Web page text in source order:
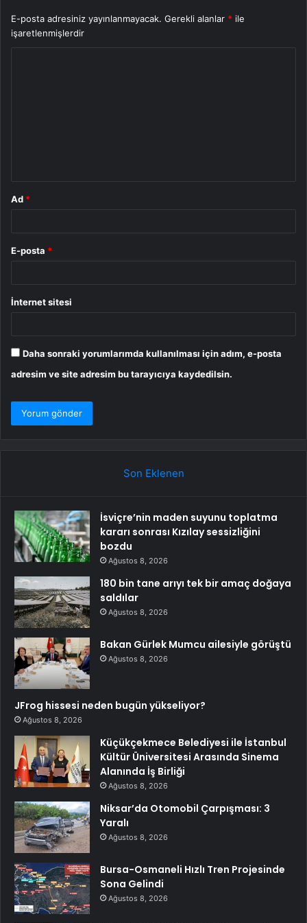
E-posta adresiniz yayınlanmayacak. Gerekli alanlar * ile
işaretlenmişlerdir
Ad *
E-posta *
İnternet sitesi
Daha sonraki yorumlarımda kullanılması için adım, e-posta
adresim ve site adresim bu tarayıcıya kaydedilsin.
Son Eklenen
İsviçre’nin maden suyunu toplatma
kararı sonrası Kızılay sessizliğini
bozdu
Ağustos 8, 2026
180 bin tane arıyı tek bir amaç doğaya
saldılar
Ağustos 8, 2026
Bakan Gürlek Mumcu ailesiyle görüştü
Ağustos 8, 2026
JFrog hissesi neden bugün yükseliyor?
Ağustos 8, 2026
Küçükçekmece Belediyesi ile İstanbul
Kültür Üniversitesi Arasında Sinema
Alanında İş Birliği
Ağustos 8, 2026
Niksar’da Otomobil Çarpışması: 3
Yaralı
Ağustos 8, 2026
Bursa-Osmaneli Hızlı Tren Projesinde
Sona Gelindi
Ağustos 8, 2026